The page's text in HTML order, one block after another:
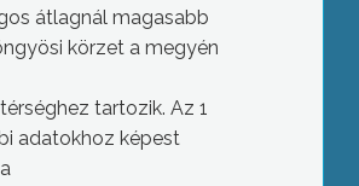
átlagnál magasabb
körzet a megyén
tartozik. Az 1
adatokhoz képest